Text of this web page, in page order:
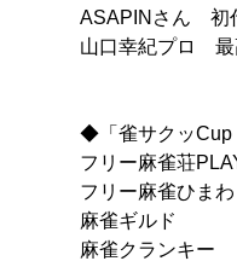
ASAPINさん 初
山口幸紀プロ 最
◆「雀サクッCup
フリー麻雀荘
フリー麻雀
麻雀ギ
麻雀クラ